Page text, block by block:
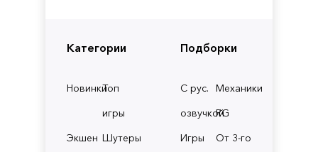
Категории
НовинкиТоп
игры
Экшен Шутеры
Подборки
С рус.
озвучкой
Механики
RG
Игры
От 3-го